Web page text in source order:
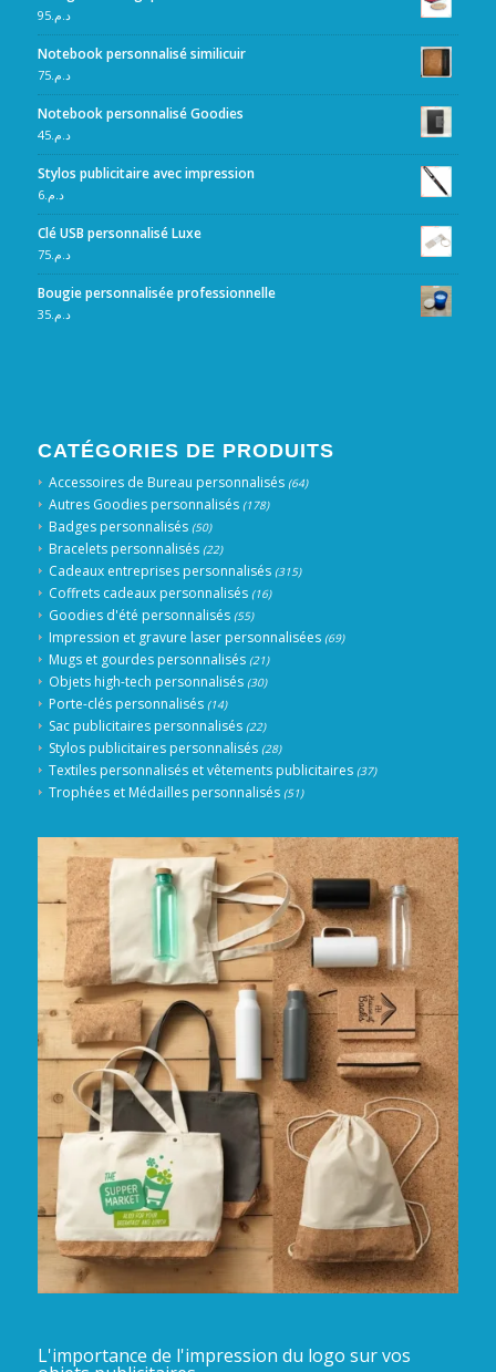
د.م.95
Notebook personnalisé similicuir
د.م.75
Notebook personnalisé Goodies
د.م.45
Stylos publicitaire avec impression
د.م.6
Clé USB personnalisé Luxe
د.م.75
Bougie personnalisée professionnelle
د.م.35
CATÉGORIES DE PRODUITS
Accessoires de Bureau personnalisés (64)
Autres Goodies personnalisés (178)
Badges personnalisés (50)
Bracelets personnalisés (22)
Cadeaux entreprises personnalisés (315)
Coffrets cadeaux personnalisés (16)
Goodies d'été personnalisés (55)
Impression et gravure laser personnalisées (69)
Mugs et gourdes personnalisés (21)
Objets high-tech personnalisés (30)
Porte-clés personnalisés (14)
Sac publicitaires personnalisés (22)
Stylos publicitaires personnalisés (28)
Textiles personnalisés et vêtements publicitaires (37)
Trophées et Médailles personnalisés (51)
L'importance de l'impression du logo sur vos